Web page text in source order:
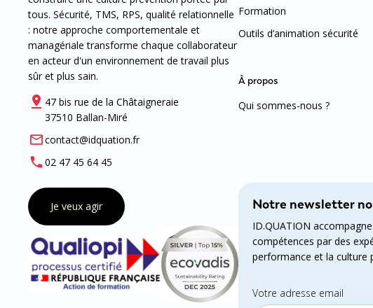
tous. Sécurité, TMS, RPS, qualité relationnelle
: notre approche comportementale et
managériale transforme chaque collaborateur
en acteur d'un environnement de travail plus
sûr et plus sain.
47 bis rue de la Châtaigneraie
37510 Ballan-Miré
contact@idquation.fr
02 47 45 64 45
Je veux agir
Formation
Outils d’animation sécurité
À propos
Qui sommes-nous ?
Notre newsletter
ID.QUATION
compétences par des
performance et la culture
Votre adresse email